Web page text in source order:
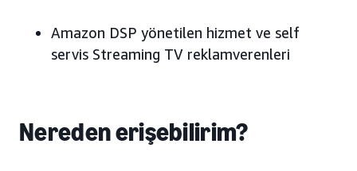
Amazon DSP yönetilen hizmet ve self
servis Streaming TV reklamverenleri
Nereden erişebilirim?